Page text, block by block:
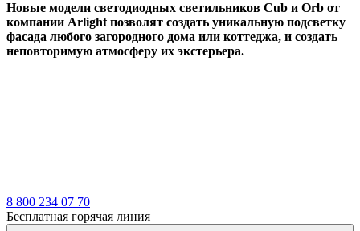
Новые модели светодиодных светильников Cub и Orb от
компании Arlight позволят создать уникальную подсветку
фасада любого загородного дома или коттеджа, и создать
неповторимую атмосферу их экстерьера.
8 800 234 07 70
Бесплатная горячая линия